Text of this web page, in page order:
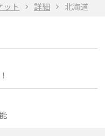
ット 詳細 北海道